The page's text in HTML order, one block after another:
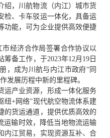
绍，川航物流（内江）城市货
检、卡车驳运一体化，具备运
功能，可为企业提供高效便捷
市经济合作局签署合作协议以
备工作，于2023年12月19日
，成为川航与内江市政府“同
发展历程中新的里程碑。
运产业资源，形成一体化服务
纽+网络”现代航空物流体系建
的货运通道，提供优质高效的
运输时效，降低当地物流运输
内江贸易，实现资源互补、合